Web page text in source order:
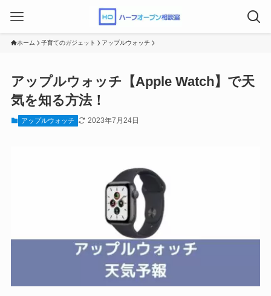
ホーム 子育てのガジェット アップルウォッチ
アップルウォッチ【Apple Watch】で天
気を知る方法！
アップルウォッチ 2023年7月24日